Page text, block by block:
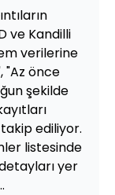
ve Kandilli
verilerine
"Az önce
şekilde
ediliyor.
listesinde
yer